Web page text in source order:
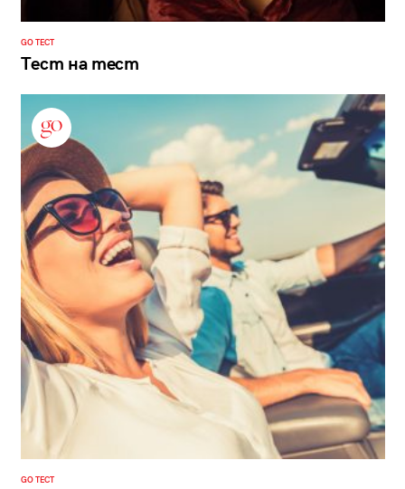
GO ТЕСТ
Тест на тест
GO ТЕСТ